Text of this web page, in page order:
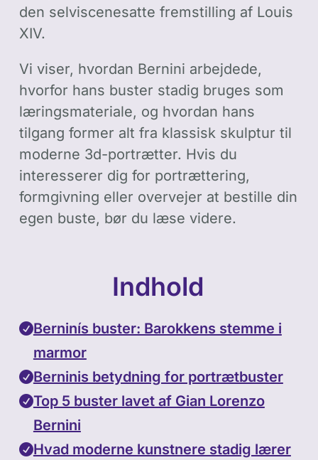
den selviscenesatte fremstilling af Louis
XIV.
Vi viser, hvordan Bernini arbejdede,
hvorfor hans buster stadig bruges som
læringsmateriale, og hvordan hans
tilgang former alt fra klassisk skulptur til
moderne 3d-portrætter. Hvis du
interesserer dig for portrættering,
formgivning eller overvejer at bestille din
egen buste, bør du læse videre.
Indhold
Berninís buster: Barokkens stemme i
marmor
Berninis betydning for portrætbuster
Top 5 buster lavet af Gian Lorenzo
Bernini
Hvad moderne kunstnere stadig lærer